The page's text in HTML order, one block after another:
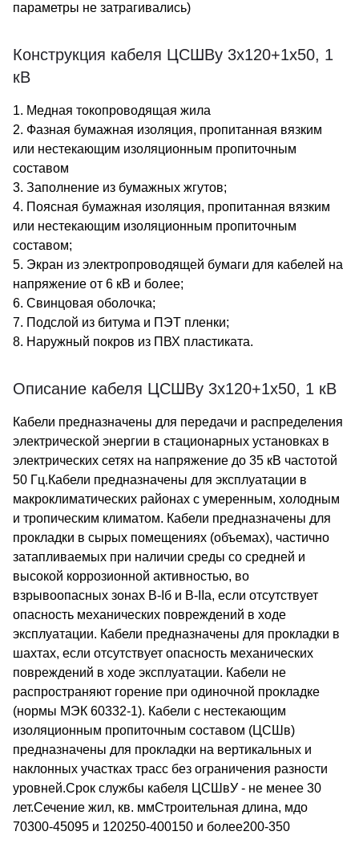
параметры не затрагивались)
Конструкция кабеля ЦСШВу 3х120+1х50, 1
кВ
1. Медная токопроводящая жила
2. Фазная бумажная изоляция, пропитанная вязким
или нестекающим изоляционным пропиточным
составом
3. Заполнение из бумажных жгутов;
4. Поясная бумажная изоляция, пропитанная вязким
или нестекающим изоляционным пропиточным
составом;
5. Экран из электропроводящей бумаги для кабелей на
напряжение от 6 кВ и более;
6. Свинцовая оболочка;
7. Подслой из битума и ПЭТ пленки;
8. Наружный покров из ПВХ пластиката.
Описание кабеля ЦСШВу 3х120+1х50, 1 кВ
Кабели предназначены для передачи и распределения
электрической энергии в стационарных установках в
электрических сетях на напряжение до 35 кВ частотой
50 Гц.Кабели предназначены для эксплуатации в
макроклиматических районах с умеренным, холодным
и тропическим климатом. Кабели предназначены для
прокладки в сырых помещениях (объемах), частично
затапливаемых при наличии среды со средней и
высокой коррозионной активностью, во
взрывоопасных зонах В-Iб и В-IIа, если отсутствует
опасность механических повреждений в ходе
эксплуатации. Кабели предназначены для прокладки в
шахтах, если отсутствует опасность механических
повреждений в ходе эксплуатации. Кабели не
распространяют горение при одиночной прокладке
(нормы МЭК 60332-1). Кабели с нестекающим
изоляционным пропиточным составом (ЦСШв)
предназначены для прокладки на вертикальных и
наклонных участках трасс без ограничения разности
уровней.Срок службы кабеля ЦСШвУ - не менее 30
лет.Сечение жил, кв. ммСтроительная длина, мдо
70300-45095 и 120250-400150 и более200-350